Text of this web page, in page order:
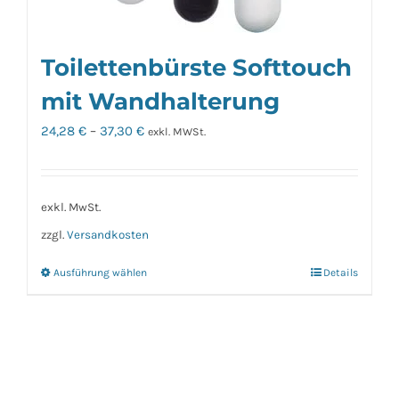
Toilettenbürste Softtouch
mit Wandhalterung
24,28 € – 37,30 € exkl. MWSt.
exkl. MwSt.
zzgl. Versandkosten
Ausführung wählenDieses
Details